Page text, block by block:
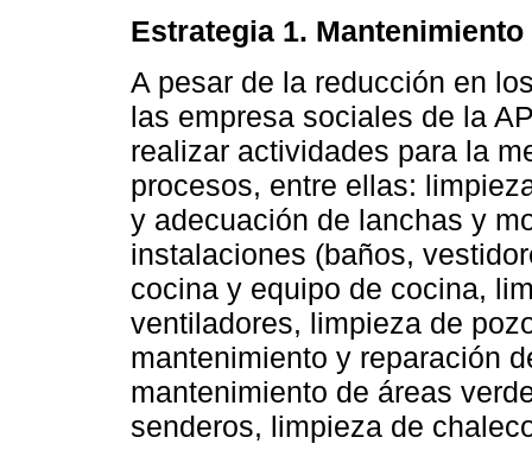
Estrategia 1.
A pesar de la reducción en
las empresa sociales de la
realizar actividades para la
procesos, entre ellas:
y adecuación de lanchas y
instalaciones (baños,
cocina y equipo de cocina,
ventiladores, limpieza de
mantenimiento y reparación
mantenimiento de áreas
senderos, limpieza de